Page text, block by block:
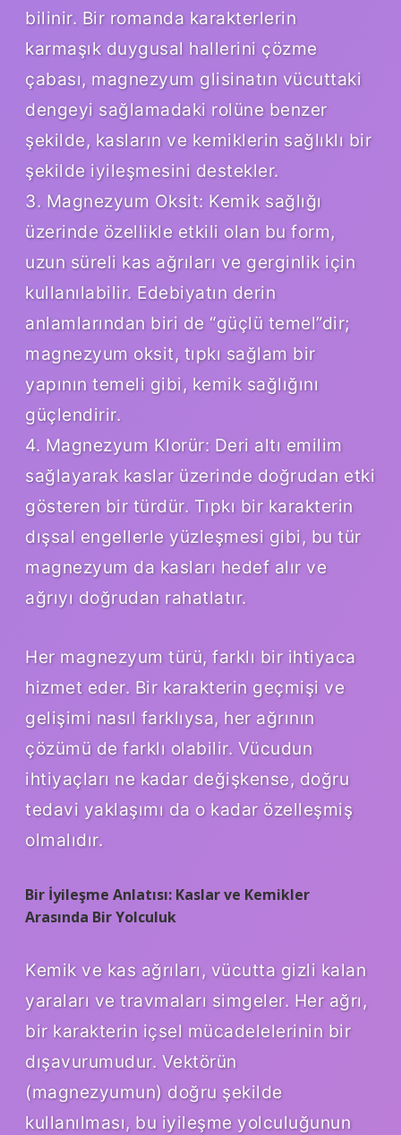
bilinir. Bir romanda karakterlerin
karmaşık duygusal hallerini çözme
çabası, magnezyum glisinatın vücuttaki
dengeyi sağlamadaki rolüne benzer
şekilde, kasların ve kemiklerin sağlıklı bir
şekilde iyileşmesini destekler.
3. Magnezyum Oksit: Kemik sağlığı
üzerinde özellikle etkili olan bu form,
uzun süreli kas ağrıları ve gerginlik için
kullanılabilir. Edebiyatın derin
anlamlarından biri de “güçlü temel”dir;
magnezyum oksit, tıpkı sağlam bir
yapının temeli gibi, kemik sağlığını
güçlendirir.
4. Magnezyum Klorür: Deri altı emilim
sağlayarak kaslar üzerinde doğrudan etki
gösteren bir türdür. Tıpkı bir karakterin
dışsal engellerle yüzleşmesi gibi, bu tür
magnezyum da kasları hedef alır ve
ağrıyı doğrudan rahatlatır.
Her magnezyum türü, farklı bir ihtiyaca
hizmet eder. Bir karakterin geçmişi ve
gelişimi nasıl farklıysa, her ağrının
çözümü de farklı olabilir. Vücudun
ihtiyaçları ne kadar değişkense, doğru
tedavi yaklaşımı da o kadar özelleşmiş
olmalıdır.
Bir İyileşme Anlatısı: Kaslar ve Kemikler
Arasında Bir Yolculuk
Kemik ve kas ağrıları, vücutta gizli kalan
yaraları ve travmaları simgeler. Her ağrı,
bir karakterin içsel mücadelelerinin bir
dışavurumudur. Vektörün
(magnezyumun) doğru şekilde
kullanılması, bu iyileşme yolculuğunun